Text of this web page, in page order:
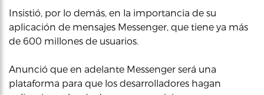
Insistió, por lo demás, en la importancia de su
aplicación de mensajes Messenger, que tiene ya más
de 600 millones de usuarios.
Anunció que en adelante Messenger será una
plataforma para que los desarrolladores hagan